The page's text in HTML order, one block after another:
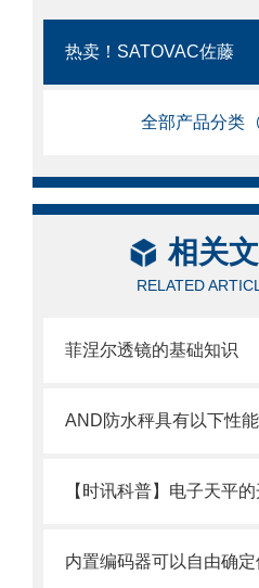
热卖！SATOVAC佐藤
全部产品分类
相关
RELATED
菲涅尔透镜的基础知识
AND防水秤具有以下性
【时讯科普】电子天平